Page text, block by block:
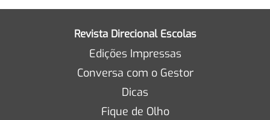
Revista Direcional Escolas
Edições Impressas
Conversa com o Gestor
Dicas
Fique de Olho